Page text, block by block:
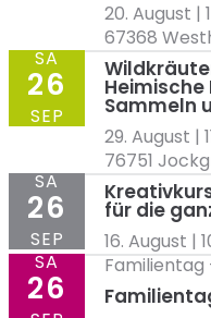
20. August |
67368
Heimische
Sammeln
29. August |
76751
SA
26
SEP
für die
16. August |
SA
26
SEP
Familientag
SA
26